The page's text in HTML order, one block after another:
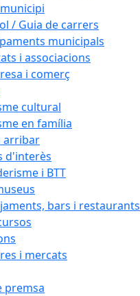
/ Guia de carrers
municipals
i associacions
i comerç
cultural
en família
arribar
d'interès
i BTT
bars i restaurants
i mercats
premsa